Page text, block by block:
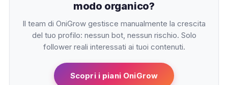
modo organico?
Il team di OniGrow gestisce manualmente la crescita
del tuo profilo: nessun bot, nessun rischio. Solo
follower reali interessati ai tuoi contenuti.
Scopri i piani OniGrow